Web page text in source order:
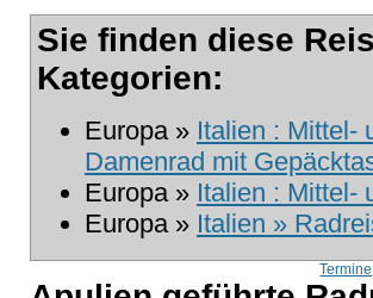
Sie finden diese
Kategorien:
Europa » Italien : Mittel-
Damenrad mit
Europa » Italien : Mittel-
Europa » Italien »
Termine